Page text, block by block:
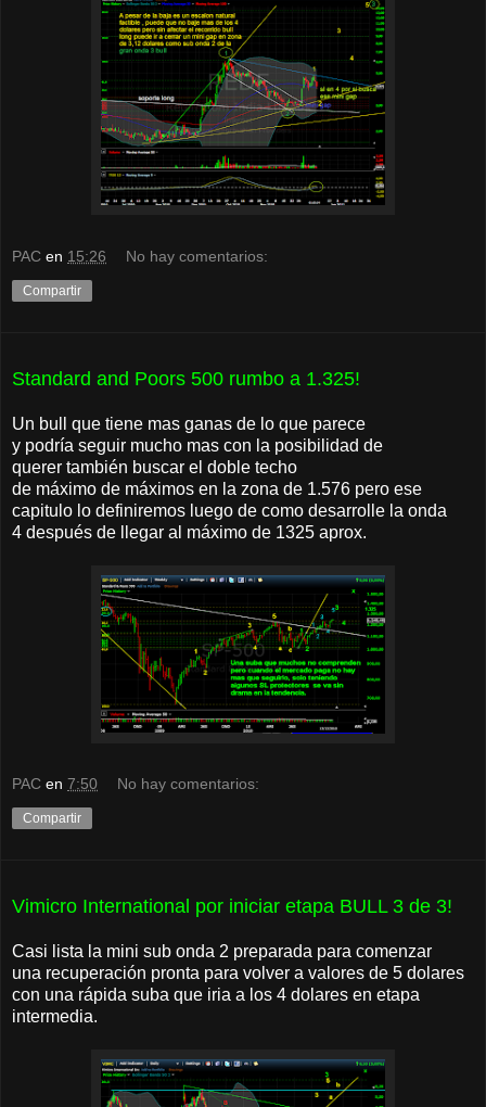
PAC en 15:26 No hay comentarios:
Compartir
Standard and Poors 500 rumbo a 1.325!
Un bull que tiene mas ganas de lo que parece
y podría seguir mucho mas con la posibilidad de
querer también buscar el doble techo
de máximo de máximos en la zona de 1.576 pero ese
capitulo lo definiremos luego de como desarrolle la onda
4 después de llegar al máximo de 1325 aprox.
PAC en 7:50 No hay comentarios:
Compartir
Vimicro International por iniciar etapa BULL 3 de 3!
Casi lista la mini sub onda 2 preparada para comenzar
una recuperación pronta para volver a valores de 5 dolares
con una rápida suba que iria a los 4 dolares en etapa
intermedia.